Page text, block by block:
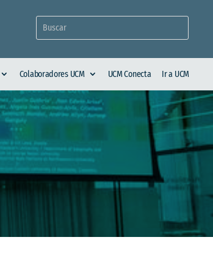
Colaboradores UCM UCM Conecta Ir a UCM